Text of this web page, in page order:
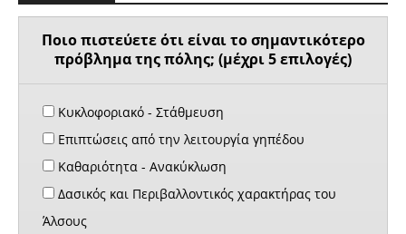
Ποιο πιστεύετε ότι είναι το σημαντικότερο
πρόβλημα της πόλης; (μέχρι 5 επιλογές)
Κυκλοφοριακό - Στάθμευση
Επιπτώσεις από την λειτουργία γηπέδου
Καθαριότητα - Ανακύκλωση
Δασικός και Περιβαλλοντικός χαρακτήρας του
Άλσους